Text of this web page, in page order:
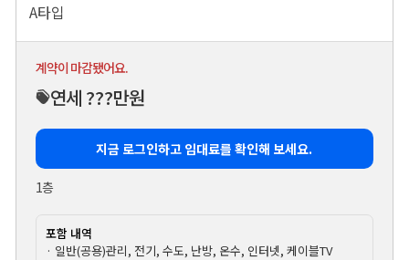
A타입
계약이 마감됐어요.
연세 ???만원
지금 로그인하고 임대료를 확인해 보세요.
1층
포함 내역
· 일반(공용)관리, 전기, 수도, 난방, 온수, 인터넷, 케이블TV